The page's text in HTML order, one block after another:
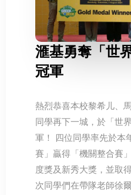
滙基勇奪「世
冠軍
熱烈恭喜本校黎希儿、
同學再下一城，於「世
軍！ 四位同學率先於本
賽」贏得「機關整合賽
度獎及新秀大獎，並取
次同學們在帶隊老師徐